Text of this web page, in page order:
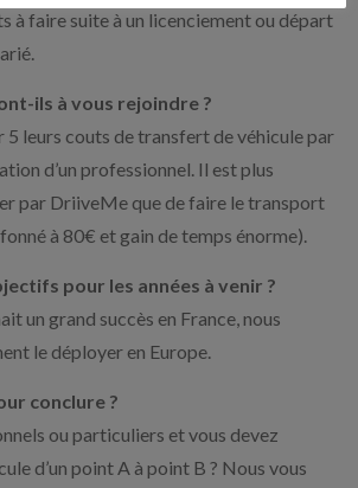
à faire suite à un licenciement ou départ
ils à vous rejoindre ?
leurs couts de transfert de véhicule par
d’un professionnel. Il est plus
par DriiveMe que de faire le transport
à 80€ et gain de temps énorme).
pour les années à venir ?
un grand succès en France, nous
le déployer en Europe.
conclure ?
ou particuliers et vous devez
d’un point A à point B ? Nous vous